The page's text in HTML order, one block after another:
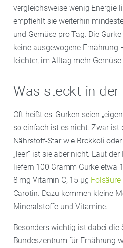
vergleichsweise wenig Energie
empfiehlt sie weiterhin
und Gemüse pro Tag. Die
keine ausgewogene Ernährung
leichter, im Alltag mehr
Was steckt in der
Oft heißt es, Gurken seien
so einfach ist es nicht. Zwar ist
Nährstoff-Star wie Brokkoli
„leer“ ist sie aber nicht. Laut
liefern 100 Gramm Gurke etwa
8 mg Vitamin C, 15 µg Folsäure
Carotin. Dazu kommen kleine
Mineralstoffe und Vitamine.
Besonders wichtig ist dabei die
Bundeszentrum für Ernährung